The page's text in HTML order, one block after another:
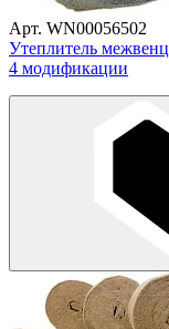
Арт. WN00056502
Утеплитель
4 модификации